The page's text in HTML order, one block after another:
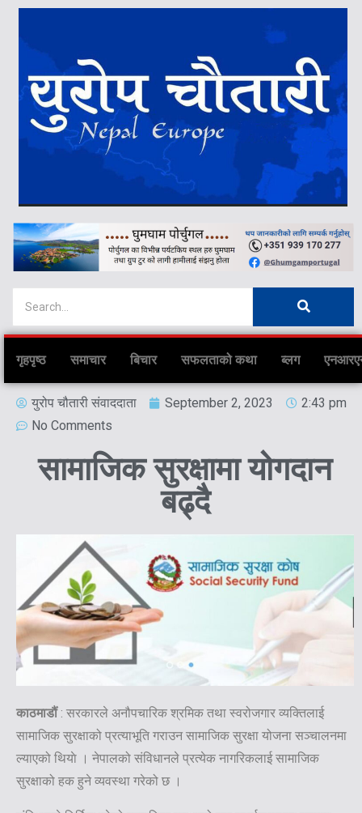
गृहपृष्ठ समाचार बिचार सफलताको कथा ब्लग
युरोप चौतारी संवाददाता September 2, 2023
2:43 pm
No Comments
सामाजिक सुरक्षामा योगदान
बढ्दै
काठमाडौं: सरकारले अनौपचारिक श्रमिक तथा स्वरोजगार व्यक्तिलाई
सामाजिक सुरक्षाको प्रत्याभूति गराउन सामाजिक सुरक्षा योजना सञ्चालनमा
ल्याएको थियाे । नेपालको संविधानले प्रत्येक नागरिकलाई सामाजिक
सुरक्षाको हक हुने व्यवस्था गरेको छ ।